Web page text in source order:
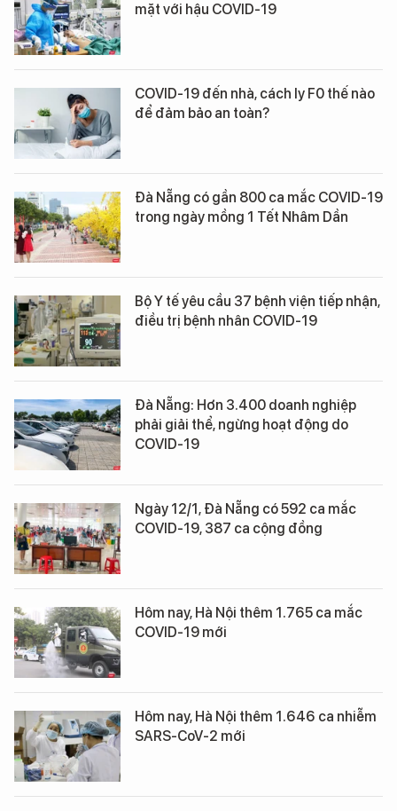
mặt với hậu COVID-19
COVID-19 đến nhà, cách ly F0 thế nào
để đảm bảo an toàn?
Đà Nẵng có gần 800 ca mắc COVID-19
trong ngày mồng 1 Tết Nhâm Dần
Bộ Y tế yêu cầu 37 bệnh viện tiếp nhận,
điều trị bệnh nhân COVID-19
Đà Nẵng: Hơn 3.400 doanh nghiệp
phải giải thể, ngừng hoạt động do
COVID-19
Ngày 12/1, Đà Nẵng có 592 ca mắc
COVID-19, 387 ca cộng đồng
Hôm nay, Hà Nội thêm 1.765 ca mắc
COVID-19 mới
Hôm nay, Hà Nội thêm 1.646 ca nhiễm
SARS-CoV-2 mới